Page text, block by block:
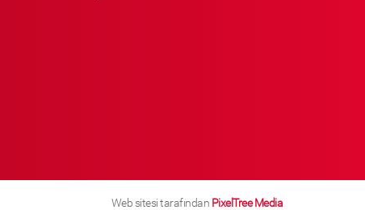
Web sitesi tarafından PixelTree Media